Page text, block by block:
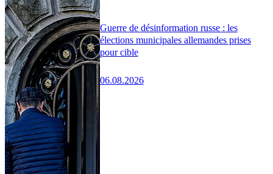
Guerre de désinformation russe : les
élections municipales allemandes prises
pour cible
06.08.2026